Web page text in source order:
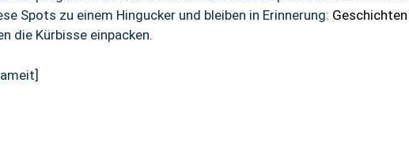
Spots zu einem Hingucker und bleiben in Erinnerung:
die Kürbisse einpacken.